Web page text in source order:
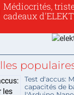
Médiocrités,
cadeaux
Test d'accus:
capacités de